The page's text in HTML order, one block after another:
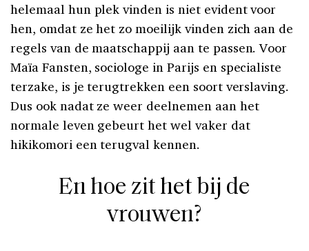
helemaal hun plek vinden is niet evident voor
hen, omdat ze het zo moeilijk vinden zich aan de
regels van de maatschappij aan te passen. Voor
Maïa Fansten, sociologe in Parijs en specialiste
terzake, is je terugtrekken een soort verslaving.
Dus ook nadat ze weer deelnemen aan het
normale leven gebeurt het wel vaker dat
hikikomori een terugval kennen.
En hoe zit het bij de
vrouwen?